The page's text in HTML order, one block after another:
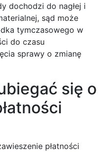
dochodzi do nagłej i
sąd może
tymczasowego w
do czasu
sprawy o zmianę
się o
płatności